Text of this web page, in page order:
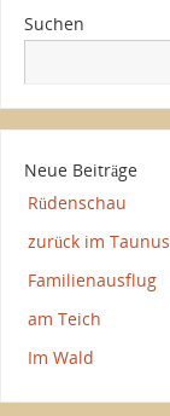
Suchen
Neue Beiträge
Rüdenschau
zurück im Taunus
Familienausflug
am Teich
Im Wald